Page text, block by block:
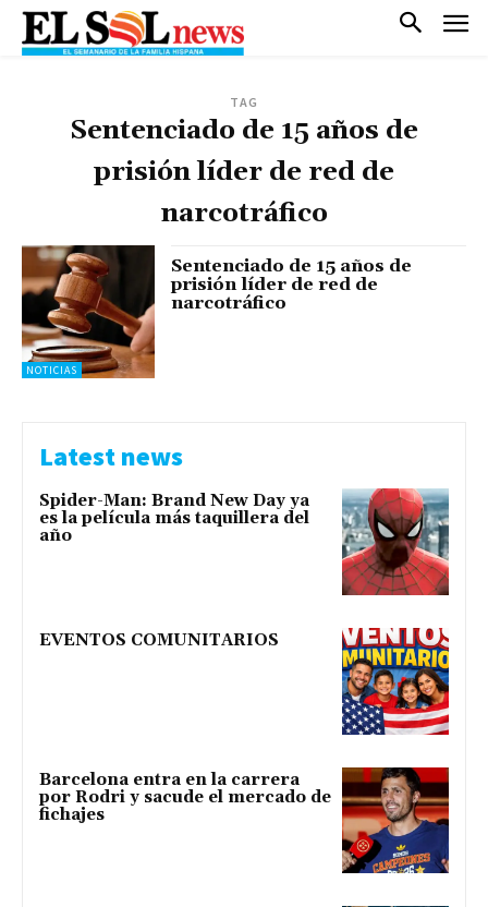
TAG
Sentenciado de 15 años de
prisión líder de red de
narcotráfico
NOTICIAS
Sentenciado de 15 años de
prisión líder de red de
narcotráfico
Latest news
Spider-Man: Brand New Day ya
es la película más taquillera del
año
EVENTOS COMUNITARIOS
Barcelona entra en la carrera
por Rodri y sacude el mercado de
fichajes